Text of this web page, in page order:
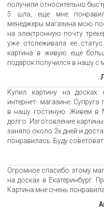
получили относительно
5 шла, еще мне
менеджеры магазина мою
на электронную почту
уже отслеживала ее
картина в живую еще
подарок получился в нашу с
Купил картину на
интернет- магазине.
в нашу гостиную. Живем в
долго. Изготовление
заняло около 3х дней и
понравилась. Буду
Огромное спасибо этому
на досках в Екатеринбург.
Картина мне очень